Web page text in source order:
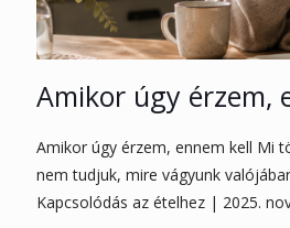
Amikor úgy érzem,
Amikor úgy érzem, ennem kell Mi
nem tudjuk, mire vágyunk
Kapcsolódás az ételhez | 2025.